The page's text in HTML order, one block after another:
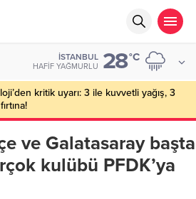
İSTANBUL
HAFIF YAĞMURLU 28°C
kritik uyarı: 3 ile kuvvetli yağış, 3
ve Galatasaray başta
kulübü PFDK’ya